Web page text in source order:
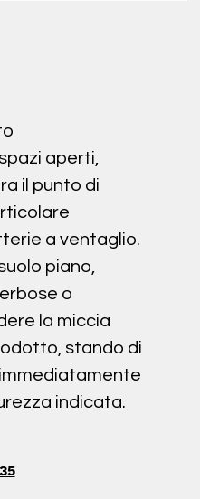
aperti,
il punto di
a ventaglio.
piano,
o
la miccia
stando di
indicata.